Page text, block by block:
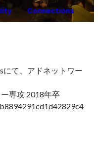
Connections
にて、アドネットワー
専攻 2018年卒